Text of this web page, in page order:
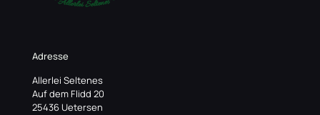
Adresse
Allerlei Seltenes
Auf dem Flidd 20
25436 Uetersen